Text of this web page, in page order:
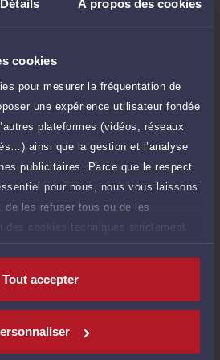
Détails À propos des cookies
cookies
pour mesurer la fréquentation de
une expérience utilisateur fondée
plateformes (vidéos, réseaux
ainsi que la gestion et l’analyse
publicitaires. Parce que le respect
pour nous, nous vous laissons
de les refuser tous ou de les
des cookies techniques strictement
du site.
Tout accepter
écrite
dossier + possibilité
pièce jointe
180 €
TTC
Consulter par écrit